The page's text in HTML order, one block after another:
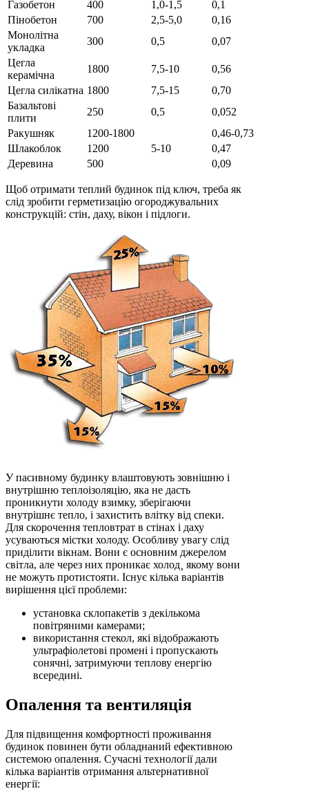
Газобетон 400 1,0-1,5
0,1
Пінобетон
700 2,5-5,0
0,16
Монолітна
укладка
300 0,5
0,07
Цегла
керамічна
1800 7,5-10
0,56
Цегла силікатна 1800 7,5-15
0,70
Базальтові
плити
250 0,5
0,052
Ракушняк
1200-1800
0,46-0,73
Шлакоблок
1200 5-10
0,47
Деревина
500 0,09
Щоб отримати теплий будинок під ключ, треба як
слід зробити герметизацію огороджувальних
конструкцій: стін, даху, вікон і підлоги.
У пасивному будинку влаштовують зовнішню і
внутрішню теплоізоляцію, яка не дасть
проникнути холоду взимку, зберігаючи
внутрішнє тепло, і захистить влітку від спеки.
Для скорочення тепловтрат в стінах і даху
усуваються містки холоду. Особливу увагу слід
приділити вікнам. Вони є основним джерелом
світла, але через них проникає холод¸ якому вони
не можуть протистояти. Існує кілька варіантів
вирішення цієї проблеми:
установка склопакетів з декількома
повітряними камерами;
використання стекол, які відображають
ультрафіолетові промені і пропускають
сонячні, затримуючи теплову енергію
всередині.
Опалення та вентиляція
Для підвищення комфортності проживання
будинок повинен бути обладнаний ефективною
системою опалення. Сучасні технології дали
кілька варіантів отримання альтернативної
енергії: